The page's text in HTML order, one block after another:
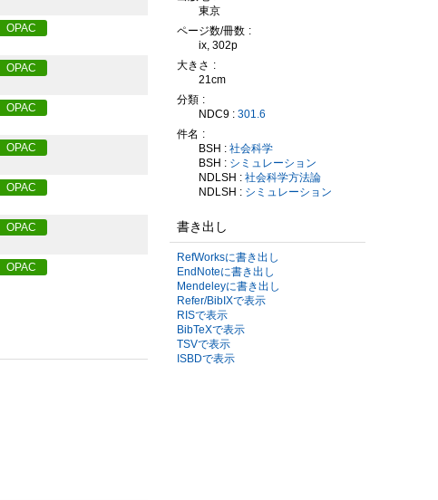
OPAC
OPAC
OPAC
OPAC
OPAC
OPAC
OPAC
東京
ページ数/冊数
ix, 302p
大きさ
21cm
分類
NDC9 : 301.6
件名
BSH : 社会科学
BSH : シミュレーション
NDLSH : 社会科学方法論
NDLSH : シミュレーション
書き出し
RefWorksに書き出し
EndNoteに書き出し
Mendeleyに書き出し
Refer/BibIXで表示
RISで表示
BibTeXで表示
TSVで表示
ISBDで表示